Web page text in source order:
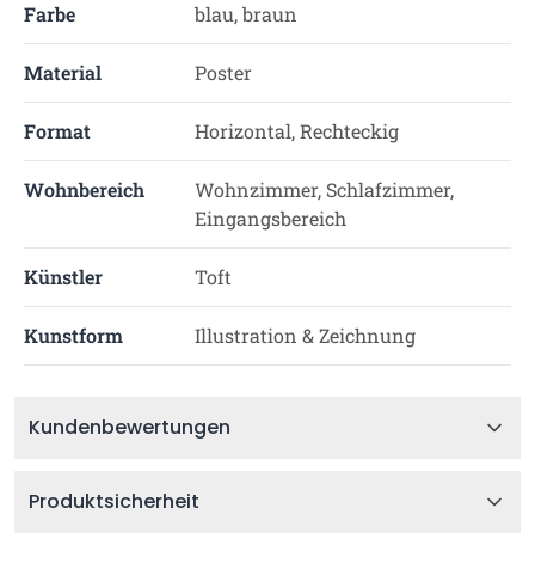
Farbe blau, braun
Material Poster
Format Horizontal, Rechteckig
Wohnbereich
Wohnzimmer, Schlafzimmer,
Eingangsbereich
Künstler Toft
Kunstform Illustration & Zeichnung
Kundenbewertungen
Produktsicherheit